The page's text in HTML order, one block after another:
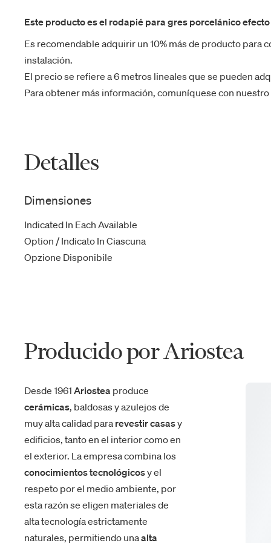
Este producto es el rodapié para gres porcelánico
Es recomendable adquirir un 10% más de producto para
instalación.
El precio se refiere a 6 metros lineales que se pueden
Para obtener más información, comuníquese con
Detalles
Dimensiones
Indicated In Each Available
Option / Indicato In Ciascuna
Opzione Disponibile
Producido por Ariostea
Desde 1961 Ariostea produce
cerámicas, baldosas y azulejos de
muy alta calidad para revestir casasy
edificios, tanto en el interior como en
el exterior. La empresa combina los
conocimientos tecnológicosy el
respeto por el medio ambiente, por
esta razón se eligen materiales de
alta tecnología estrictamente
naturales, permitiendo unaalta